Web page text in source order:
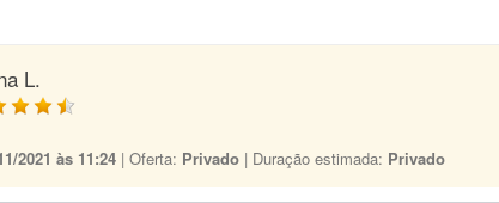
L.
2021 às 11:24 | Oferta: Privado | Duração estimada: Privado